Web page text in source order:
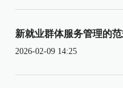
新就业群体服务管理的
2026-02-09 14:25